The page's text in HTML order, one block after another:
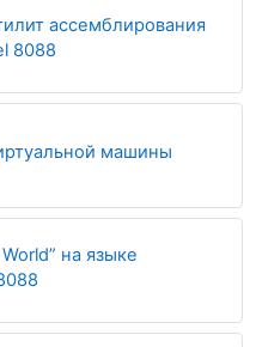
ассемблирования
8088
машины
на языке